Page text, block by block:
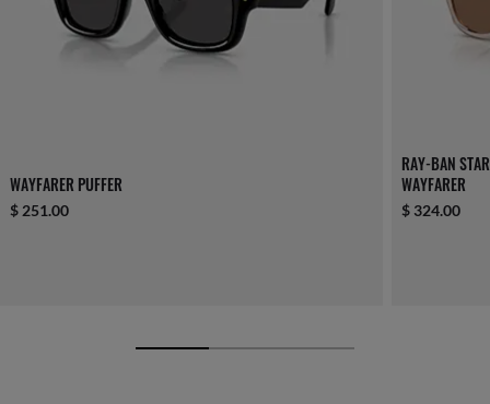
WAYFARER PUFFER
$ 251.00
RAY-BAN
WAYFARER
$ 324.00